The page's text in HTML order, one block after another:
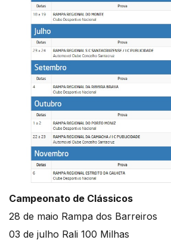
Campeonato de Clássicos
28 de maio Rampa dos Barreiros
03 de julho Rali 100 Milhas